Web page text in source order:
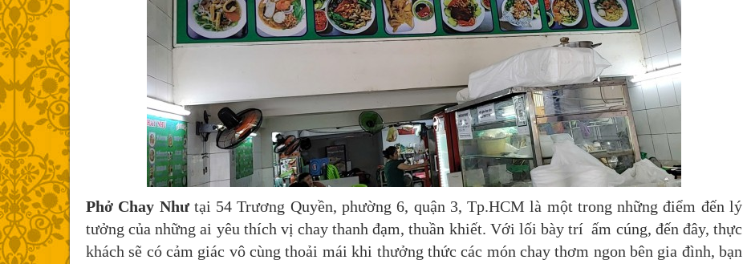
Phở Chay Nhưtại 54 Trương Quyền, phường 6, quận 3, Tp.HCM là một trong những điểm đến lý
tưởng của những ai yêu thích vị chay thanh đạm, thuần khiết. Với lối bày trí ấm cúng, đến đây, thực
khách sẽ có cảm giác vô cùng thoải mái khi thưởng thức các món chay thơm ngon bên gia đình, bạn